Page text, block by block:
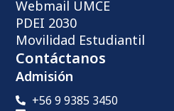
Webmail UMCE
PDEI 2030
Movilidad Estudiantil
Contáctanos
Admisión
+56 9 9385 3450